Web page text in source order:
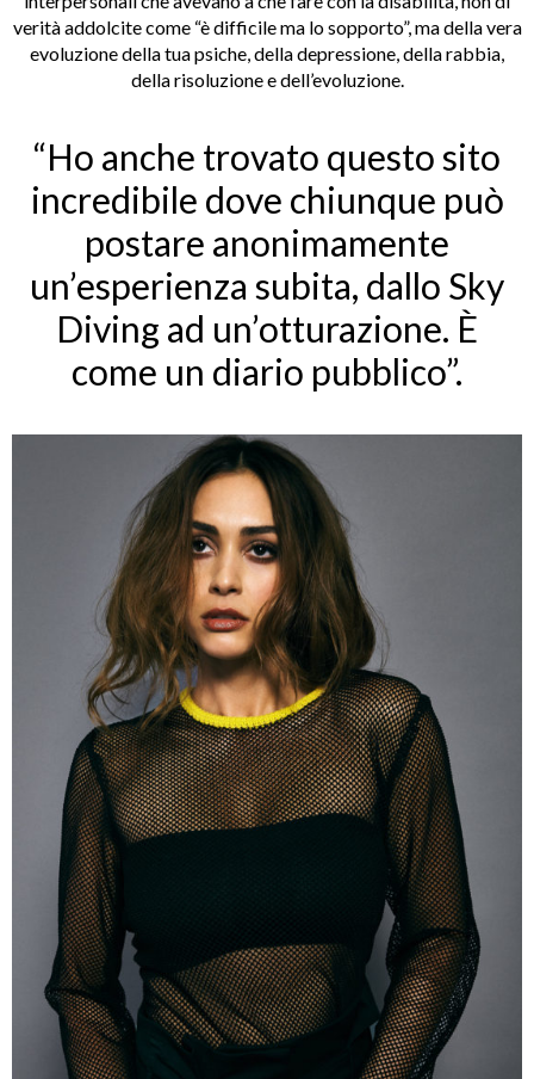
verità addolcite come “è difficile ma lo sopporto”, ma della vera
evoluzione della tua psiche, della depressione, della rabbia,
della risoluzione e dell’evoluzione.
“Ho anche trovato questo sito
incredibile dove chiunque può
postare anonimamente
un’esperienza subita, dallo Sky
Diving ad un’otturazione. È
come un diario pubblico”.